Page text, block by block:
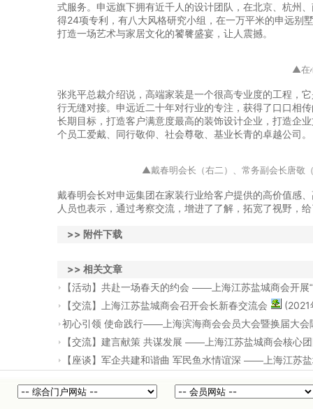
式服务。申远旗下拥有近千人的设计团队，在北京、杭州
得24项专利，有八大风格研究小组，在一万平米的申远别
打造一场艺术与家居文化的饕餮盛宴，让人震撼。
▲在
张兆平总裁介绍说，高端家装是一个很高专业度的工程，
行无缝对接。申远近二十年对行业的专注，获得了口口相
长期目标，打造客户满意度最高的装饰设计企业，打造企
个员工爱戴、同行敬仰、社会尊敬、基业长青的卓越公司。
▲戴春明会长（右二）、常务副会长唐敬
戴春明会长对申远集团在家装行业给客户提供的高价值感
人员也表示，通过考察交流，增进了了解，拓宽了视野，
>> 附件下载
>> 相关文章
【活动】共赴一场春天的约会 ——上海江苏盐城商会开展
【交流】上海江苏盐城商会召开会长新春交流会
(2021
初心引领 使命践行——上海滨海商会会员大会暨换届大会
【交流】建言献策 共谋发展 ——上海江苏盐城商会核心
【座谈】军企共建和谐曲 军民鱼水情谊深 ——上海江苏